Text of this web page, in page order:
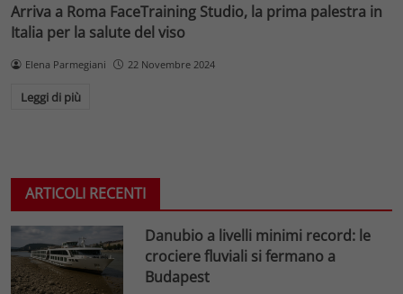
Arriva a Roma FaceTraining Studio, la prima palestra in
Italia per la salute del viso
Elena Parmegiani 22 Novembre 2024
Leggi di più
ARTICOLI RECENTI
Danubio a livelli minimi record: le
crociere fluviali si fermano a
Budapest